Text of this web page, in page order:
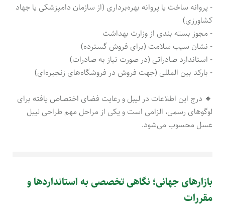
- پروانه ساخت یا پروانه بهره‌برداری (از سازمان دامپزشکی یا جهاد
کشاورزی)
- مجوز بسته بندی از وزارت بهداشت
- نشان سیب سلامت (برای فروش گسترده)
- استاندارد صادراتی (در صورت نیاز به صادرات)
- بارکد بین المللی (جهت فروش در فروشگاه‌های زنجیره‌ای)
🔸 درج این اطلاعات در لیبل و رعایت فضای اختصاص یافته برای
لوگوهای رسمی، الزامی است و یکی از مراحل مهم طراحی لیبل
عسل محسوب می‌شود.
بازارهای جهانی؛ نگاهی تخصصی به استانداردها و
مقررات